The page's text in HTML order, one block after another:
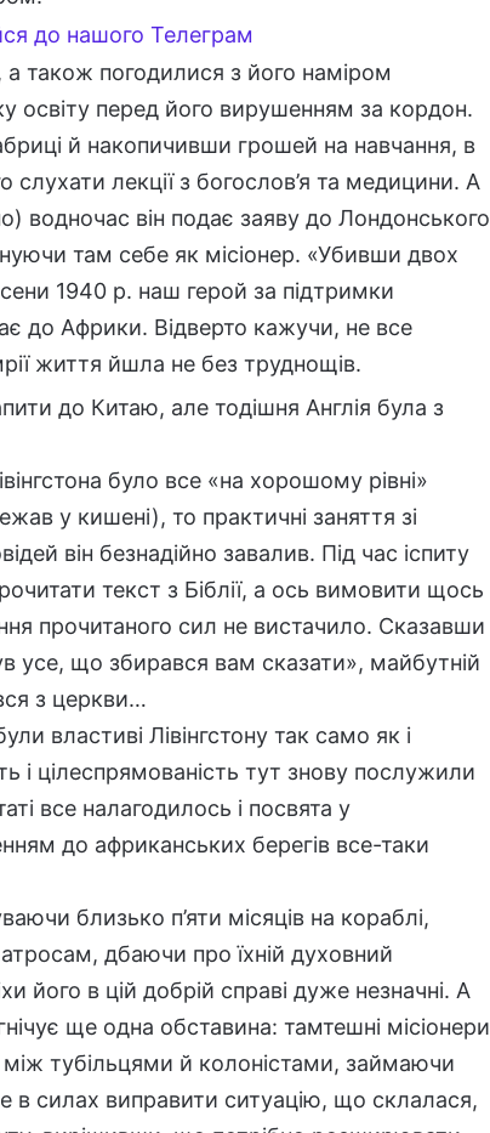
до нашого Телеграм
також погодилися з його наміром
освіту перед його вирушенням за кордон.
й накопичивши грошей на навчання, в
слухати лекції з богослов’я та медицини. А
водночас він подає заяву до Лондонського
там себе як місіонер. «Убивши двох
1940 р. наш герой за підтримки
до Африки. Відверто кажучи, не все
життя йшла не без труднощів.
до Китаю, але тодішня Англія була з
було все «на хорошому рівні»
у кишені), то практичні заняття зі
він безнадійно завалив. Під час іспиту
текст з Біблії, а ось вимовити щось
прочитаного сил не вистачило. Сказавши
усе, що збирався вам сказати», майбутній
з церкви…
властиві Лівінгстону так само як і
і цілеспрямованість тут знову послужили
все налагодилось і посвята у
до африканських берегів все-таки
близько п’яти місяців на кораблі,
дбаючи про їхній духовний
його в цій добрій справі дуже незначні. А
ще одна обставина: тамтешні місіонери
тубільцями й колоністами, займаючи
в силах виправити ситуацію, що склалася,